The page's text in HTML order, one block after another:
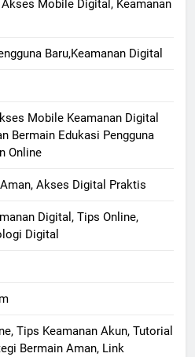
Mobile Digital, Keamanan
Baru,Keamanan Digital
Mobile Keamanan Digital
Bermain Edukasi Pengguna
Online
Akses Digital Praktis
Digital, Tips Online,
Digital
Tips Keamanan Akun, Tutorial
Bermain Aman, Link